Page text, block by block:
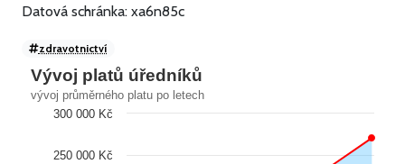
Datová schránka: xa6n85c
zdravotnictví
Vývoj platů úředníků
vývoj průměrného platu po letech
250 000 Kč
300 000 Kč